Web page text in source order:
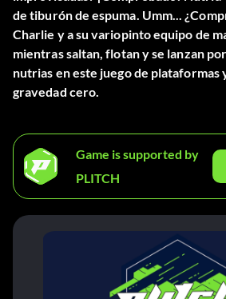
de tiburón de espuma. Umm...
Charlie y a su variopinto equipo de
mientras saltan, flotan y se lanzan
nutrias en este juego de plataformas
gravedad cero.
Game is supported by
PLITCH